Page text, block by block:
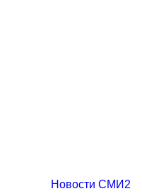
Новости СМИ2